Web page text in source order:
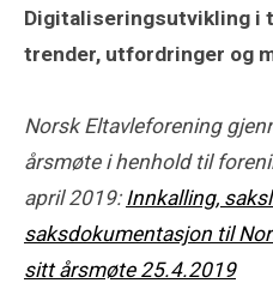
Digitaliseringsutvikling i
trender, utfordringer og
Norsk Eltavleforening
årsmøte i henhold til
april 2019: Innkalling,
saksdokumentasjon til
sitt årsmøte 25.4.2019